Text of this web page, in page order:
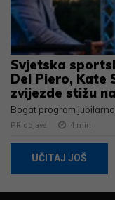
Svjetska
Del Piero, Kate
zvijezde stižu
Bogat program
PR objava 4 min
UČITAJ JOŠ